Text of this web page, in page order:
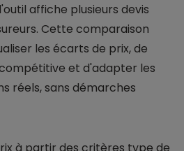
affiche plusieurs devis
Cette comparaison
les écarts de prix, de
et d'adapter les
réels, sans démarches